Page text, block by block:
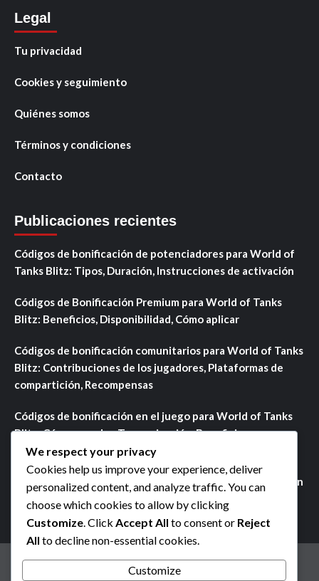
Legal
Tu privacidad
Cookies y seguimiento
Quiénes somos
Términos y condiciones
Contacto
Publicaciones recientes
Códigos de bonificación de potenciadores para World of
Tanks Blitz: Tipos, Duración, Instrucciones de activación
Códigos de Bonificación Premium para World of Tanks
Blitz: Beneficios, Disponibilidad, Cómo aplicar
Códigos de bonificación comunitarios para World of Tanks
Blitz: Contribuciones de los jugadores, Plataformas de
compartición, Recompensas
Códigos de bonificación en el juego para World of Tanks
Blitz: Cómo acceder, Temporización, Beneficios
Premios de Misiones de Eventos Actuales en World of
Tanks Blitz: Eventos en curso, Recompensas, Participación
Tu privacidad Cookies y seguimiento
Quiénes somos
We respect your privacy
Cookies help us improve your experience, deliver
personalized content, and analyze traffic. You can
choose which cookies to allow by clicking
Customize . Click Accept All to consent or Reject
All to decline non-essential cookies.
Customize